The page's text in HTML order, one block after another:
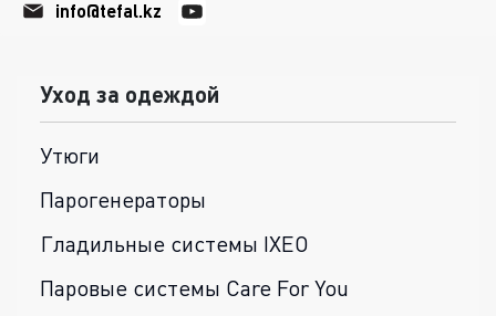
info@tefal.kz
Уход за одеждой
Утюги
Парогенераторы
Гладильные системы IXEO
Паровые системы Care For You